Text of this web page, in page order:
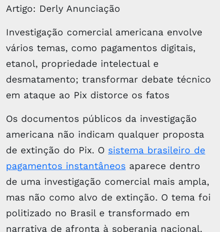
Artigo: Derly Anunciação
Investigação comercial americana envolve
vários temas, como pagamentos digitais,
etanol, propriedade intelectual e
desmatamento; transformar debate técnico
em ataque ao Pix distorce os fatos
Os documentos públicos da investigação
americana não indicam qualquer proposta
de extinção do Pix. O sistema brasileiro de
pagamentos instantâneos aparece dentro
de uma investigação comercial mais ampla,
mas não como alvo de extinção. O tema foi
politizado no Brasil e transformado em
narrativa de afronta à soberania nacional.